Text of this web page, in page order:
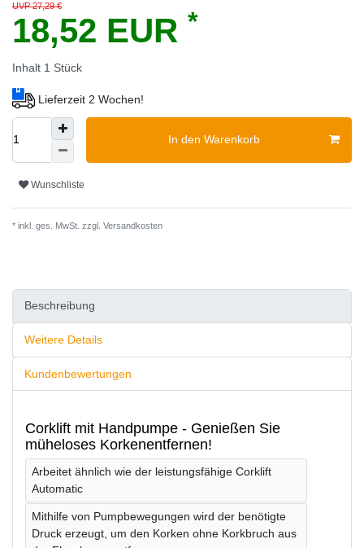
UVP 27,29 €
18,52 EUR *
Inhalt 1 Stück
Lieferzeit 2 Wochen!
In den Warenkorb
Wunschliste
* inkl. ges. MwSt. zzgl. Versandkosten
Beschreibung
Weitere Details
Kundenbewertungen
Corklift mit Handpumpe - Genießen Sie
müheloses Korkenentfernen!
Arbeitet ähnlich wie der leistungsfähige Corklift
Automatic
Mithilfe von Pumpbewegungen wird der benötigte
Druck erzeugt, um den Korken ohne Korkbruch aus